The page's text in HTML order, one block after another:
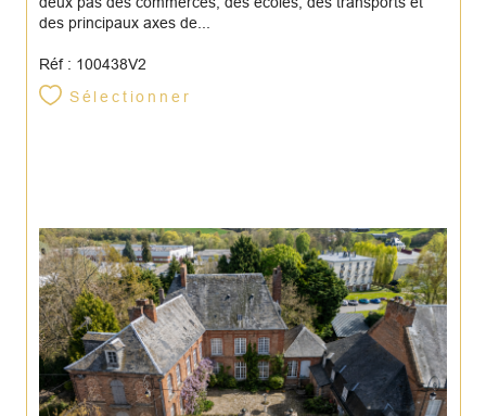
des principaux axes de...
Réf : 100438V2
Sélectionner